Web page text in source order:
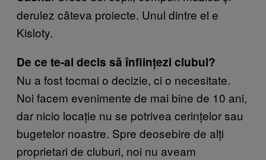
derulez câteva proiecte. Unul dintre el e
Kisloty.
De ce te-ai decis să înființezi clubul?
Nu a fost tocmai o decizie, ci o necesitate.
Noi facem evenimente de mai bine de 10 ani,
dar nicio locație nu se potrivea cerințelor sau
bugetelor noastre. Spre deosebire de alți
proprietari de cluburi, noi nu aveam